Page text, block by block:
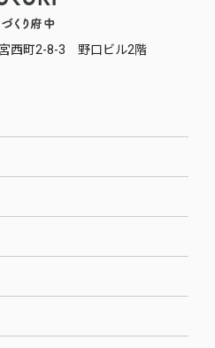
西町2-8-3 野口ビル2階